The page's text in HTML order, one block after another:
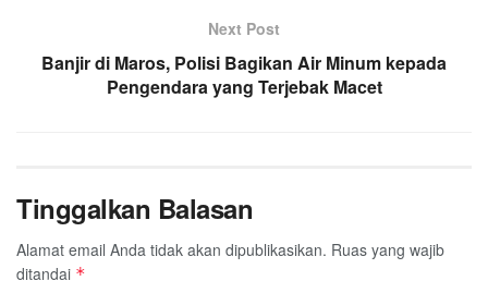
Next Post
Banjir di Maros, Polisi Bagikan Air Minum kepada
Pengendara yang Terjebak Macet
Tinggalkan Balasan
Alamat email Anda tidak akan dipublikasikan. Ruas yang wajib
ditandai *